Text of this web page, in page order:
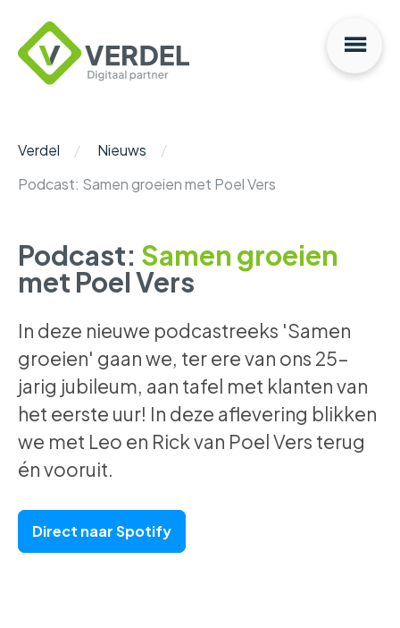
Verdel
Nieuws
Podcast: Samen groeien met Poel Vers
Podcast: Samen groeien
met Poel Vers
In deze nieuwe podcastreeks 'Samen
groeien' gaan we, ter ere van ons 25-
jarig jubileum, aan tafel met klanten van
het eerste uur! In deze aflevering blikken
we met Leo en Rick van Poel Vers terug
én vooruit.
Direct naar Spotify